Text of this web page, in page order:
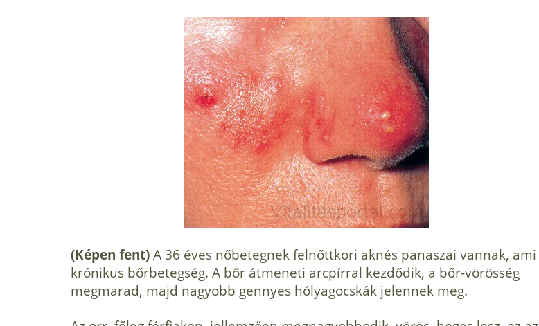
(Képen fent)A 36 éves nőbetegnek felnőttkori aknés panaszai vannak, ami
krónikus bőrbetegség. A bőr átmeneti arcpírral kezdődik, a bőr-vörösség
megmarad, majd nagyobb gennyes hólyagocskák jelennek meg.